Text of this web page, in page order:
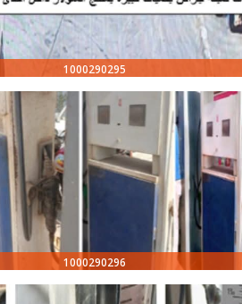
1000290295
1000290296